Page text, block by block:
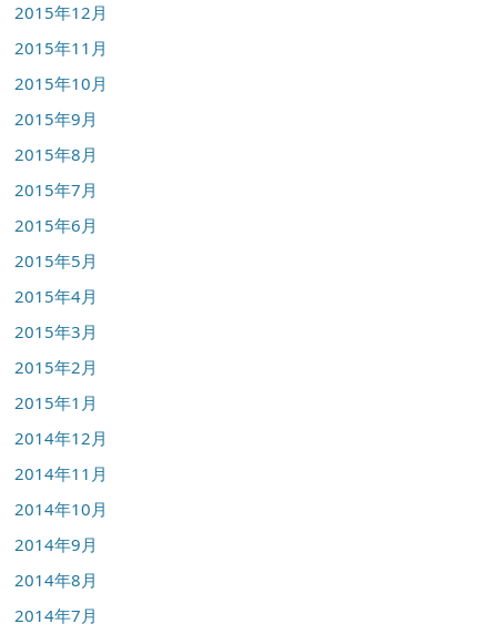
2015年12月
2015年11月
2015年10月
2015年9月
2015年8月
2015年7月
2015年6月
2015年5月
2015年4月
2015年3月
2015年2月
2015年1月
2014年12月
2014年11月
2014年10月
2014年9月
2014年8月
2014年7月